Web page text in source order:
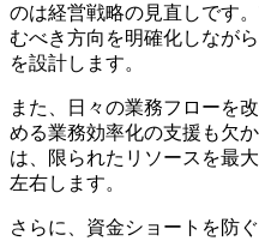
のは経営戦略の見直しです
むべき方向を明確化しなが
を設計します。
また、日々の業務フローを
める業務効率化の支援も欠
は、限られたリソースを最
左右します。
さらに、資金ショートを防